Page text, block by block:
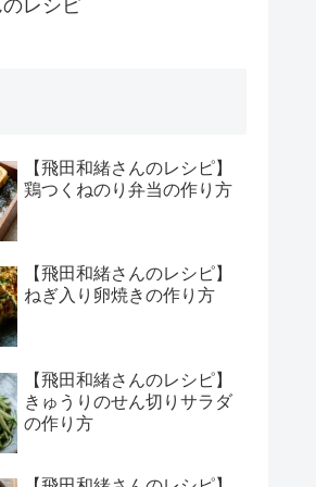
レシピ
【飛田和緒さんのレシピ】
鶏つくねのり弁当の作り方
【飛田和緒さんのレシピ】
ねぎ入り卵焼きの作り方
【飛田和緒さんのレシピ】
きゅうりのせん切りサラダ
の作り方